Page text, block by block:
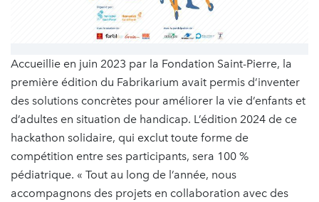
Accueillie en juin 2023 par la Fondation Saint-Pierre, la
première édition du Fabrikarium avait permis d’inventer
des solutions concrètes pour améliorer la vie d’enfants et
d’adultes en situation de handicap. L’édition 2024 de ce
hackathon solidaire, qui exclut toute forme de
compétition entre ses participants, sera 100 %
pédiatrique. « Tout au long de l’année, nous
accompagnons des projets en collaboration avec des